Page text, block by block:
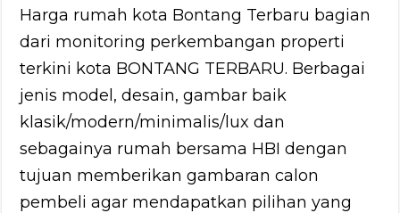
Harga rumah kota Bontang Terbaru bagian
dari monitoring perkembangan properti
terkini kota BONTANG TERBARU. Berbagai
jenis model, desain, gambar baik
klasik/modern/minimalis/lux dan
sebagainya rumah bersama HBI dengan
tujuan memberikan gambaran calon
pembeli agar mendapatkan pilihan yang